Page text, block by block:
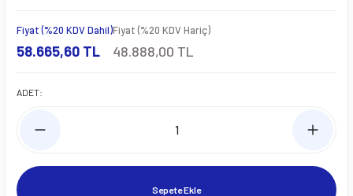
Fiyat (%20 KDV Dahil)
58.665,60 TL
Fiyat (%20 KDV Hariç)
48.888,00 TL
ADET:
Sepete Ekle